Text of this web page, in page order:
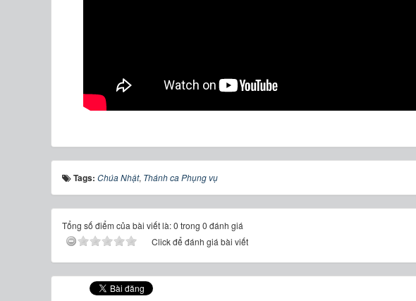
Tags: Chúa Nhật, Thánh ca Phụng vụ
Tổng số điểm của bài viết là: 0 trong 0 đánh giá
Click để đánh giá bài viết